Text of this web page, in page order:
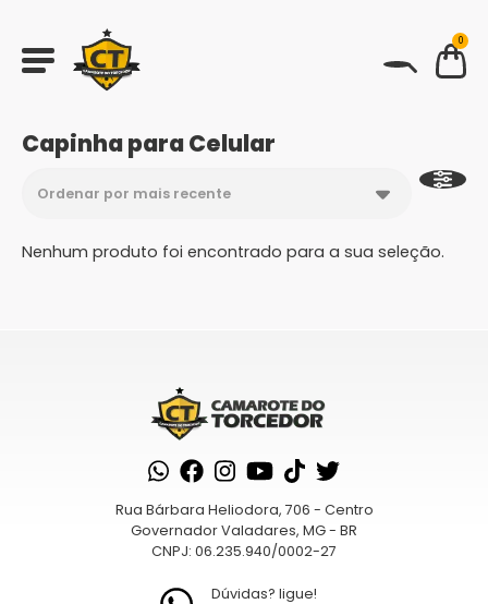
0
Capinha para Celular
Nenhum produto foi encontrado para a sua seleção.
Rua Bárbara Heliodora, 706 - Centro
Governador Valadares, MG - BR
CNPJ: 06.235.940/0002-27
Dúvidas? ligue!